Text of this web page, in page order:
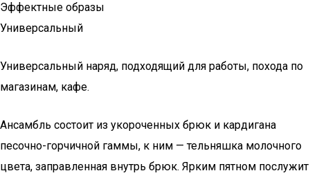
Эффектные образы
Универсальный
Универсальный наряд, подходящий для работы, похода по
магазинам, кафе.
Ансамбль состоит из укороченных брюк и кардигана
песочно-горчичной гаммы, к ним — тельняшка молочного
цвета, заправленная внутрь брюк. Ярким пятном послужит